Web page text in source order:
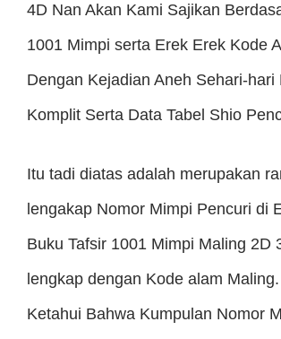
4D Nan Akan Kami Sajikan
1001 Mimpi serta Erek Erek Kode
Dengan Kejadian Aneh Sehari-hari
Komplit Serta Data Tabel Shio
Itu tadi diatas adalah merupakan
lengakap Nomor Mimpi Pencuri di
Buku Tafsir 1001 Mimpi Maling 2D
lengkap dengan Kode alam
Ketahui Bahwa Kumpulan Nomor